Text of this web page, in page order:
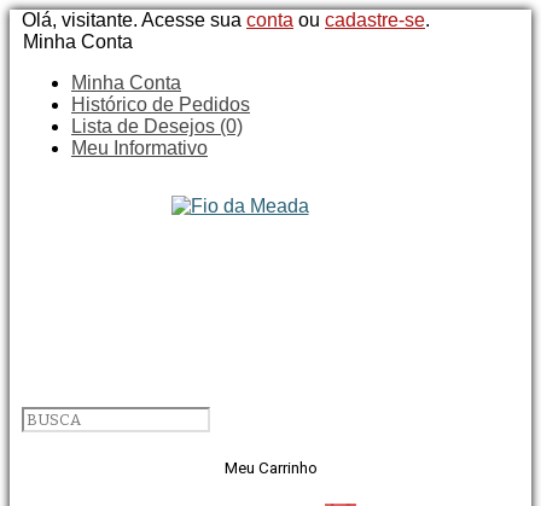
Olá, visitante. Acesse sua conta ou cadastre-se.
Minha Conta
Minha Conta
Histórico de Pedidos
Lista de Desejos (0)
Meu Informativo
Meu Carrinho